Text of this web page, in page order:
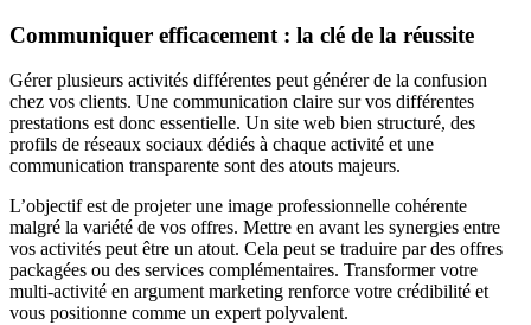
Communiquer efficacement : la clé de la réussite
Gérer plusieurs activités différentes peut générer de la confusion
chez vos clients. Une communication claire sur vos différentes
prestations est donc essentielle. Un site web bien structuré, des
profils de réseaux sociaux dédiés à chaque activité et une
communication transparente sont des atouts majeurs.
L’objectif est de projeter une image professionnelle cohérente
malgré la variété de vos offres. Mettre en avant les synergies entre
vos activités peut être un atout. Cela peut se traduire par des offres
packagées ou des services complémentaires. Transformer votre
multi-activité en argument marketing renforce votre crédibilité et
vous positionne comme un expert polyvalent.